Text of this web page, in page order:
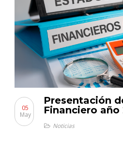
Presentación
Financiero año
05
May
Noticias